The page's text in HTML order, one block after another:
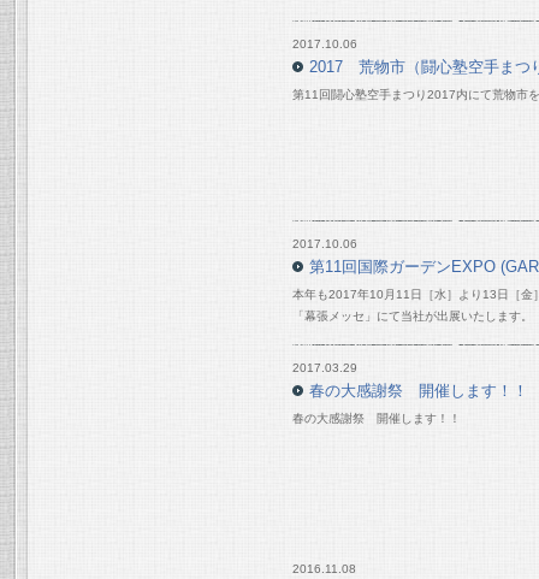
2017.10.06
2017 荒物市（闘心塾空手まつ
第11回闘心塾空手まつり2017内にて荒物市
2017.10.06
第11回国際ガーデンEXPO
本年も2017年10月11日［水］より13日［金
「幕張メッセ」にて当社が出展いたします。
2017.03.29
春の大感謝祭 開催します！！
春の大感謝祭 開催します！！
2016.11.08